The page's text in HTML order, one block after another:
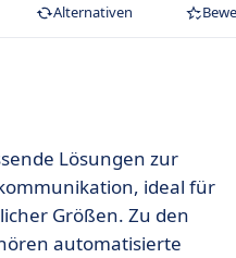
Alternativen
Lösungen zur
ideal für
Größen. Zu den
automatisierte